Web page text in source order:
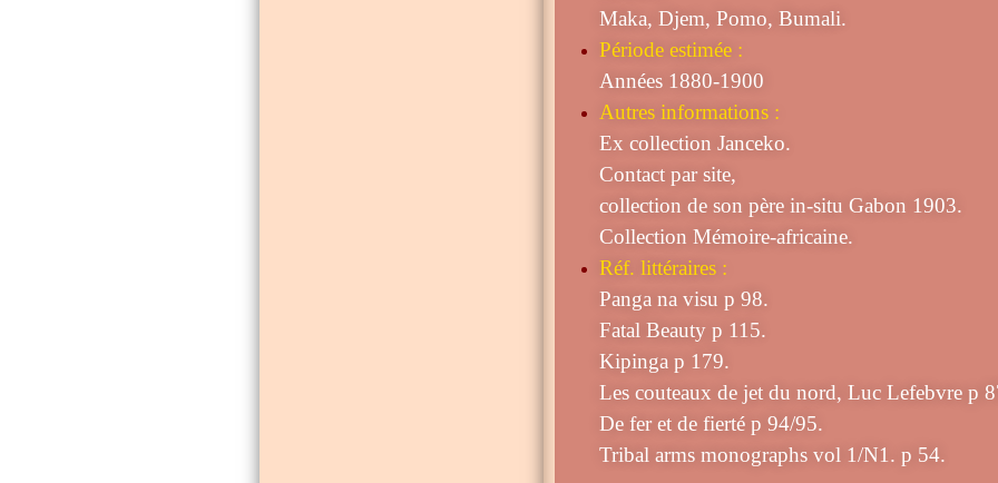
Maka, Djem, Pomo, Bumali.
Période estimée :
Années 1880-1900
Autres informations :
Ex collection Janceko.
Contact par site,
collection de son père in-situ Gabon 1903.
Collection Mémoire-africaine.
Réf. littéraires :
Panga na visu p 98.
Fatal Beauty p 115.
Kipinga p 179.
Les couteaux de jet du nord, Luc Lefebvrep
De fer et de fierté p 94/95.
Tribal arms monographs vol 1/N1. p 54.